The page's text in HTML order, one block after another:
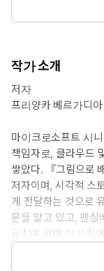
작가 소개
저자
프리양카 베르가디아
마이크로소프트 시
책임자로, 클라우드
쌓았다. 『그림으로
저자이며, 시각적 스
게 전달하는 것으로
문을 맡고 있고, 펜실
르치며 관련 이사회